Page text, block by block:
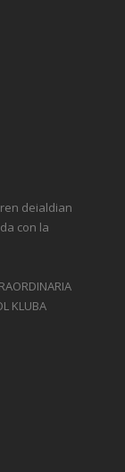
deialdian
con la
KLUBA